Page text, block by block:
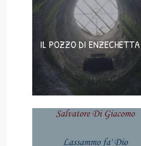
IL POZZO DI ENZECHETTA